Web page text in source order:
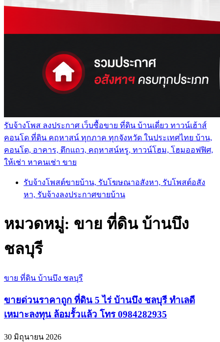
รับจ้างโพส ลงประกาศ เว็บซื้อขาย ที่ดิน บ้านเดี่ยว ทาวน์เฮ้าส์
คอนโด ที่ดิน คฤหาสน์ ทุกภาค ทุกจังหวัด ในประเทศไทย บ้าน,
คอนโด, อาคาร, ตึกแถว, คฤหาสน์หรู, ทาวน์โฮม, โฮมออฟฟิศ,
ให้เช่า หาคนเช่า ขาย
รับจ้างโพสต์ขายบ้าน, รับโฆษณาอสังหา, รับโพสต์อสัง
หา, รับจ้างลงประกาศขายบ้าน
หมวดหมู่: ขาย ที่ดิน บ้านบึง
ชลบุรี
ขาย ที่ดิน บ้านบึง ชลบุรี
ขายด่วนราคาถูก ที่ดิน 5 ไร่ บ้านบึง ชลบุรี ทำเลดี
เหมาะลงทุน ล้อมรั้วแล้ว โทร 0984282935
30 มิถุนายน 2026